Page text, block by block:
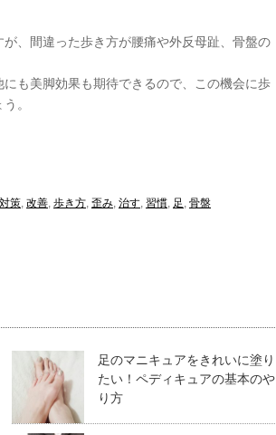
、間違った歩き方が腰痛や外反母趾、骨盤の
も美脚効果も期待できるので、この機会に歩
。
対策, 改善, 歩き方, 歪み, 治す, 習慣, 足 , 骨盤
足のマニキュアをきれいに塗り
たい！ペディキュアの基本のや
り方